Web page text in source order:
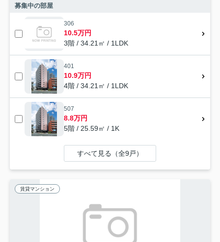
募集中の部屋
306
10.5万円
3階 / 34.21㎡ / 1LDK
401
10.9万円
4階 / 34.21㎡ / 1LDK
507
8.8万円
5階 / 25.59㎡ / 1K
すべて見る（全9戸）
賃貸マンション